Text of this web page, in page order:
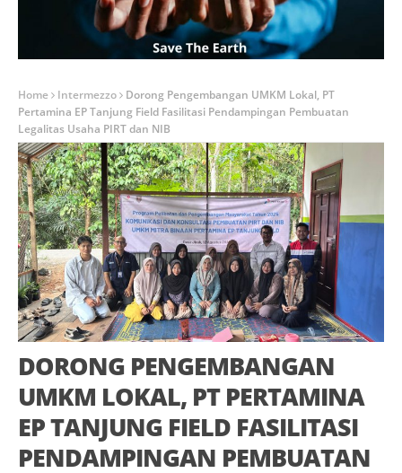
Home Intermezzo
Dorong Pengembangan UMKM Lokal, PT
Pertamina EP Tanjung Field Fasilitasi Pendampingan Pembuatan
Legalitas Usaha PIRT dan NIB
DORONG PENGEMBANGAN
UMKM LOKAL, PT PERTAMINA
EP TANJUNG FIELD FASILITASI
PENDAMPINGAN PEMBUATAN